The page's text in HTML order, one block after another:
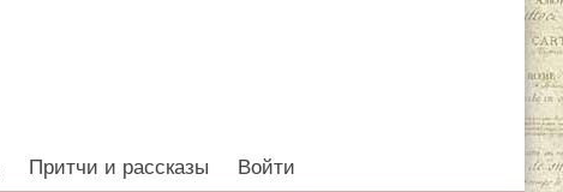
Притчи и рассказы Войти